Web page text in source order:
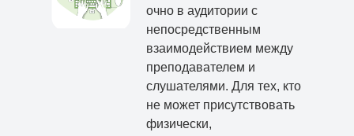
очно в аудитории с
непосредственным
взаимодействием между
преподавателем и
слушателями. Для тех, кто
не может присутствовать
физически,